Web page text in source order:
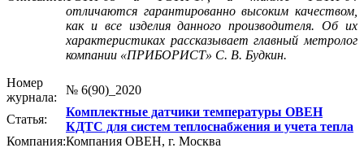
отличаются гарантированно высоким качеством,
как и все изделия данного производителя. Об их
характеристиках рассказывает главный метролог
компании «ПРИБОРИСТ» С. В. Будкин.
Номер
журнала:
№ 6(90)_2020
Статья:
Комплектные датчики температуры ОВЕН
КДТС для систем теплоснабжения и учета тепла
Компания:Компания ОВЕН, г. Москва